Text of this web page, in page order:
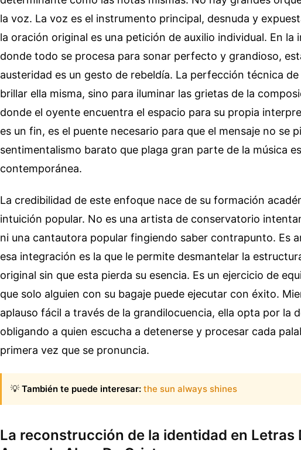
la voz. La voz es el instrumento principal, desnuda y
la oración original es una petición de auxilio individual. En la
donde todo se procesa para sonar perfecto y grandioso,
austeridad es un gesto de rebeldía. La perfección técnica
brillar ella misma, sino para iluminar las grietas de la
donde el oyente encuentra el espacio para su propia
es un fin, es el puente necesario para que el mensaje no se
sentimentalismo barato que plaga gran parte de la música
contemporánea.
La credibilidad de este enfoque nace de su formación
intuición popular. No es una artista de conservatorio
ni una cantautora popular fingiendo saber contrapunto. Es
esa integración es la que le permite desmantelar la
original sin que esta pierda su esencia. Es un ejercicio de
que solo alguien con su bagaje puede ejecutar con éxito.
aplauso fácil a través de la grandilocuencia, ella opta por la
obligando a quien escucha a detenerse y procesar cada
primera vez que se pronuncia.
💡 También te puede interesar: the sun always shines
La reconstrucción de la identidad en Letras